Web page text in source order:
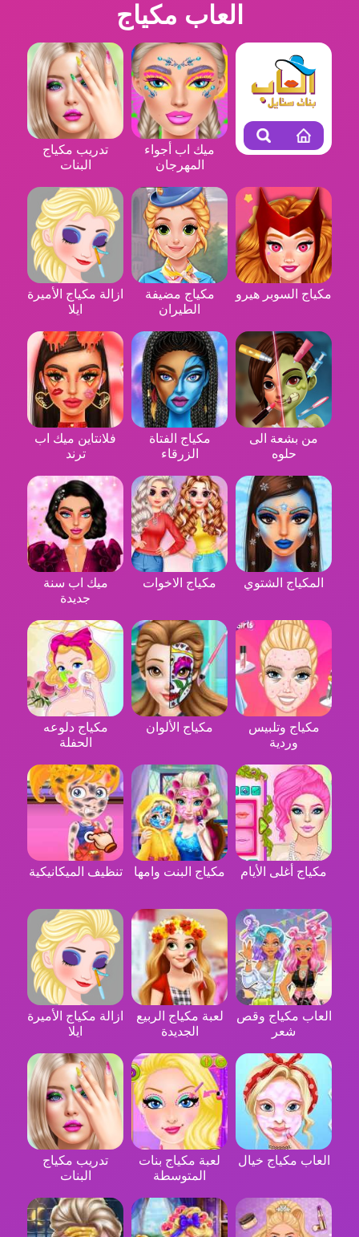
العاب مكياج
ميك اب أجواء
المهرجان
تدريب مكياج
البنات
مكياج السوبر هيرو
مكياج مضيفة
الطيران
ازالة مكياج الأميرة
ايلا
من بشعة الى
حلوه
مكياج الفتاة
الزرقاء
فلانتاين ميك اب
ترند
المكياج الشتوي مكياج الاخوات
ميك اب سنة
جديدة
مكياج وتلبيس
وردية
مكياج الألوان
مكياج دلوعه
الحفلة
مكياج أغلى الأيام مكياج البنت وامها تنظيف الميكانيكية
العاب مكياج وقص
شعر
لعبة مكياج الربيع
الجديدة
ازالة مكياج الأميرة
ايلا
العاب مكياج خيال
لعبة مكياج بنات
المتوسطة
تدريب مكياج
البنات